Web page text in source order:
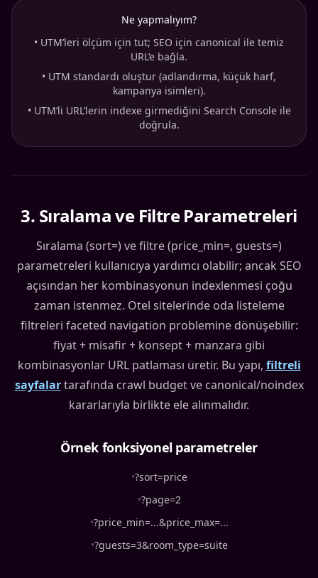
Ne yapmalıyım?
• UTM’leri ölçüm için tut; SEO için canonical ile temiz
URL’e bağla.
• UTM standardı oluştur (adlandırma, küçük harf,
kampanya isimleri).
• UTM’li URL’lerin indexe girmediğini Search Console ile
doğrula.
3. Sıralama ve Filtre Parametreleri
Sıralama (sort=) ve filtre (price_min=, guests=)
parametreleri kullanıcıya yardımcı olabilir; ancak SEO
açısından her kombinasyonun indexlenmesi çoğu
zaman istenmez. Otel sitelerinde oda listeleme
filtreleri faceted navigation problemine dönüşebilir:
fiyat + misafir + konsept + manzara gibi
kombinasyonlar URL patlaması üretir. Bu yapı, filtreli
sayfalartarafında crawl budget ve canonical/noindex
kararlarıyla birlikte ele alınmalıdır.
Örnek fonksiyonel parametreler
•?sort=price
•?page=2
•?price_min=...&price_max=...
•?guests=3&room_type=suite